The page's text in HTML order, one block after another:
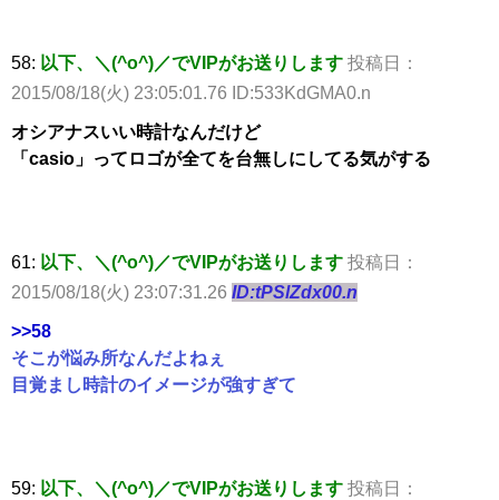
58: 以下、＼(^o^)／でVIPがお送りします 投稿日：
2015/08/18(火) 23:05:01.76 ID:533KdGMA0.n
オシアナスいい時計なんだけど
「casio」ってロゴが全てを台無しにしてる気がする
61: 以下、＼(^o^)／でVIPがお送りします 投稿日：
2015/08/18(火) 23:07:31.26 ID:tPSlZdx00.n
>>58
そこが悩み所なんだよねぇ
目覚まし時計のイメージが強すぎて
59: 以下、＼(^o^)／でVIPがお送りします 投稿日：